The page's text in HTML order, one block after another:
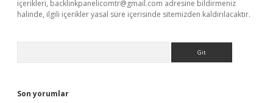
içerikleri, backlinkpanelicomtr@gmail.com adresine bildirmeniz
halinde, ilgili içerikler yasal süre içerisinde sitemizden kaldırılacaktır.
Son yorumlar